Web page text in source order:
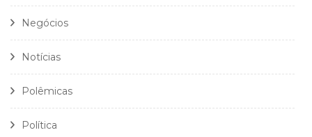
Negócios
Notícias
Polêmicas
Política